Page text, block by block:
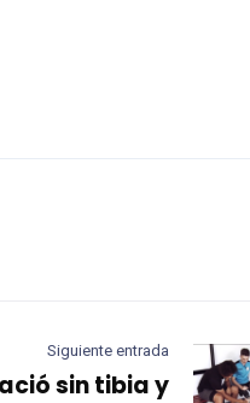
Siguiente entrada
sin tibia y